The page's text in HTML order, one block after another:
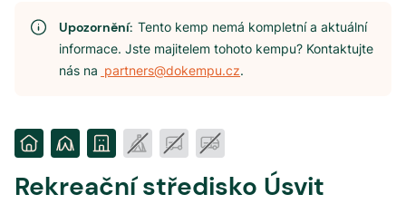
Upozornění:Tento kemp nemá kompletní a aktuální
informace. Jste majitelem tohoto kempu? Kontaktujte
nás na partners@dokempu.cz.
Rekreační středisko Úsvit